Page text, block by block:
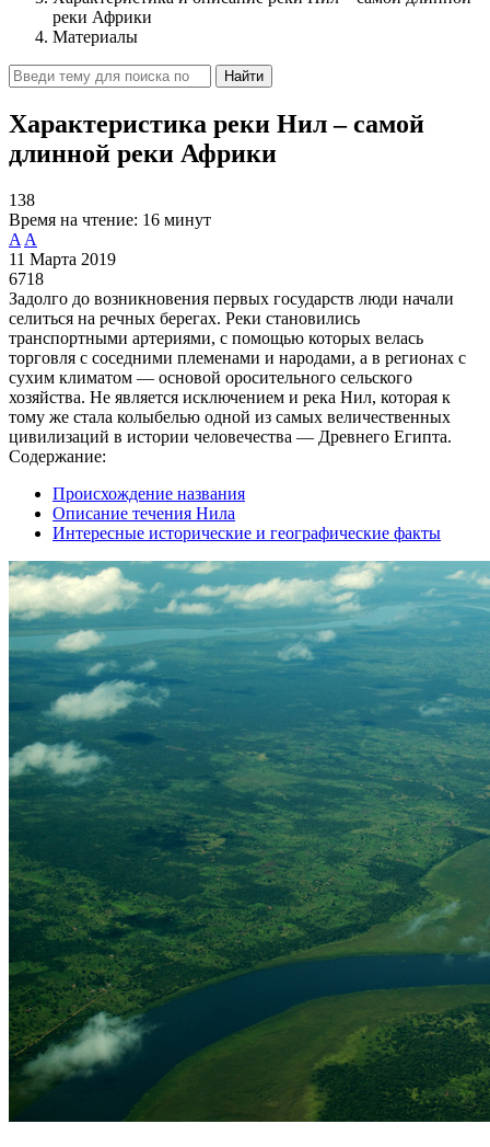
реки Африки
Материалы
Найти
Характеристика реки Нил – самой
длинной реки Африки
138
Время на чтение: 16 минут
A A
11 Марта 2019
6718
Задолго до возникновения первых государств люди начали
селиться на речных берегах. Реки становились
транспортными артериями, с помощью которых велась
торговля с соседними племенами и народами, а в регионах с
сухим климатом — основой оросительного сельского
хозяйства. Не является исключением и река Нил, которая к
тому же стала колыбелью одной из самых величественных
цивилизаций в истории человечества — Древнего Египта.
Содержание:
Происхождение названия
Описание течения Нила
Интересные исторические и географические факты